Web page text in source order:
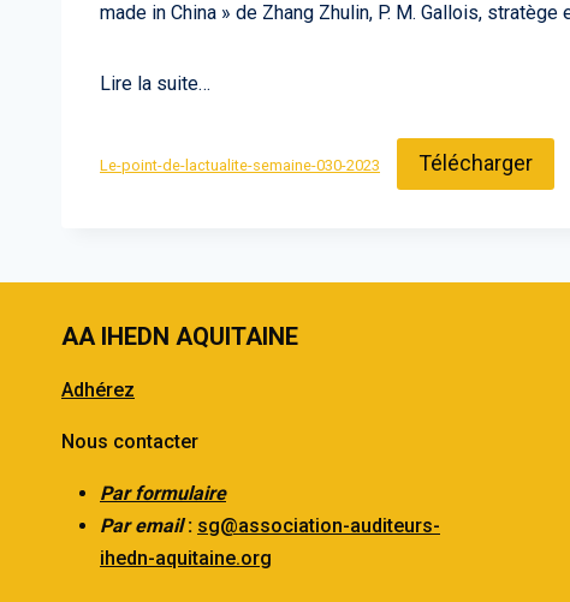
made in China » de Zhang Zhulin, P. M. Gallois,
Lire la suite…
Le-point-de-lactualite-semaine-030-2023 Télécharger
AA IHEDN AQUITAINE
Adhérez
Nous contacter
Par formulaire
Par email: sg@association-auditeurs-
ihedn-aquitaine.org